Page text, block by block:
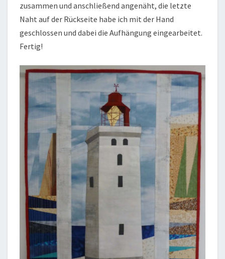
zusammen und anschließend angenäht, die letzte
Naht auf der Rückseite habe ich mit der Hand
geschlossen und dabei die Aufhängung eingearbeitet.
Fertig!